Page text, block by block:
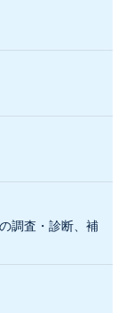
調査・診断、補